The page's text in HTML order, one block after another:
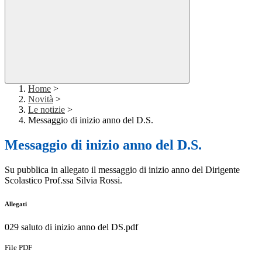
Home >
Novità >
Le notizie >
Messaggio di inizio anno del D.S.
Messaggio di inizio anno del D.S.
Su pubblica in allegato il messaggio di inizio anno del Dirigente
Scolastico Prof.ssa Silvia Rossi.
Allegati
029 saluto di inizio anno del DS.pdf
File PDF